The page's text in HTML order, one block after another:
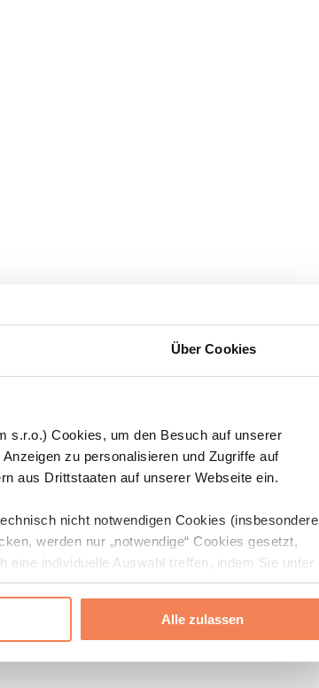
Über Cookies
s.r.o.) Cookies, um den Besuch auf unserer
zu personalisieren und Zugriffe auf
aus Drittstaaten auf unserer Webseite ein.
nicht notwendigen Cookies (insbesondere
werden nur „notwendige“ Cookies gesetzt,
eine individuelle Auswahl treffen, indem Sie unter
“ klicken.
Unterpunkten „Details“ und „Über Cookies“
Alle zulassen